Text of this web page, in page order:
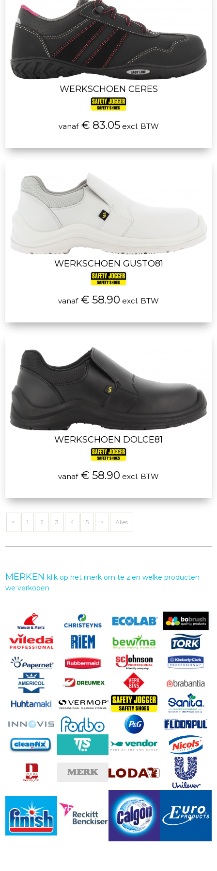
WERKSCHOEN CERES
vanaf€ 83.05excl. BTW
WERKSCHOEN GUSTO81
vanaf€ 58.90 excl. BTW
WERKSCHOEN DOLCE81
vanaf€ 58.90 excl. BTW
< 1 2 3 4 5 > Alles
MERKENklik op het merk om te zien welke producten
we verkopen